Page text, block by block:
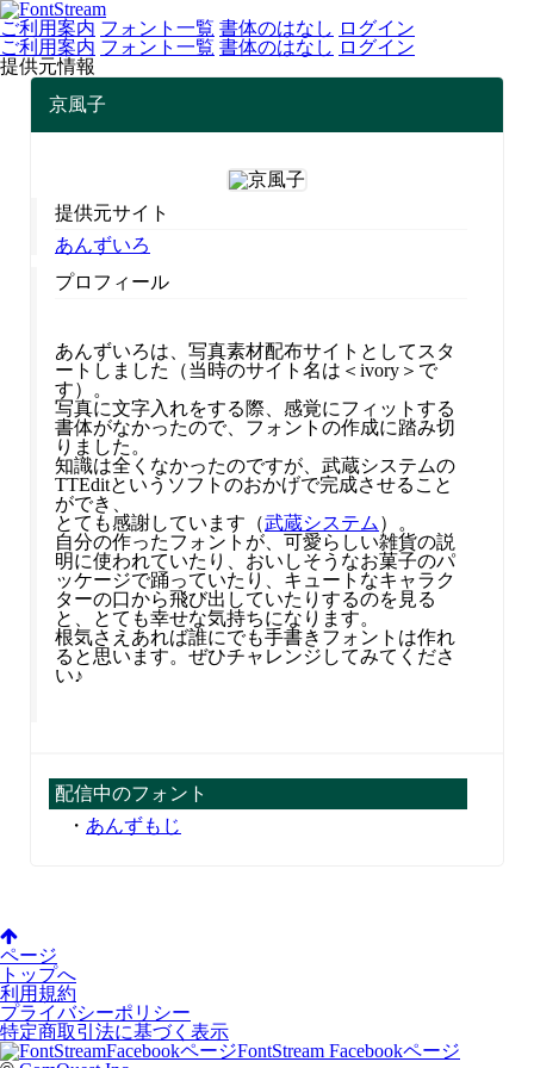
ご利用案内 フォント一覧 書体のはなし ログイン
ご利用案内 フォント一覧 書体のはなし ログイン
提供元情報
京風子
提供元サイト
あんずいろ
プロフィール
あんずいろは、写真素材配布サイトとしてスタ
ートしました（当時のサイト名は＜ivory＞で
す）。
写真に文字入れをする際、感覚にフィットする
書体がなかったので、フォントの作成に踏み切
りました。
知識は全くなかったのですが、武蔵システムの
TTEditというソフトのおかげで完成させること
ができ、
とても感謝しています（武蔵システム ）。
自分の作ったフォントが、可愛らしい雑貨の説
明に使われていたり、おいしそうなお菓子のパ
ッケージで踊っていたり、キュートなキャラク
ターの口から飛び出していたりするのを見る
と、とても幸せな気持ちになります。
根気さえあれば誰にでも手書きフォントは作れ
ると思います。ぜひチャレンジしてみてくださ
い♪
配信中のフォント
・ あんずもじ
ページ
トップへ
利用規約
プライバシーポリシー
特定商取引法に基づく表示
FontStream Facebookページ